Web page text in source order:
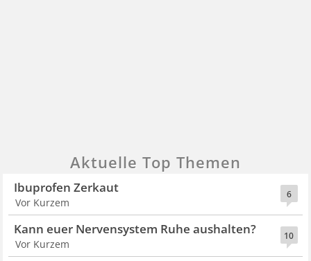
Aktuelle Top Themen
6
Ibuprofen Zerkaut
Vor Kurzem
10
Kann euer Nervensystem Ruhe aushalten?
Vor Kurzem